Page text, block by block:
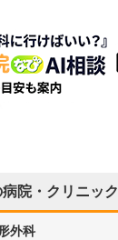
院・クリニック
外科